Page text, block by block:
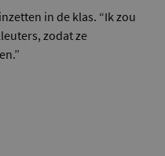
in de klas. “Ik zou
zodat ze